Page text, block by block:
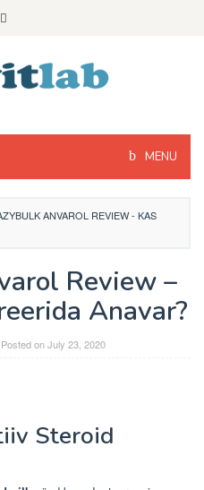
MENU
ANVAROL REVIEW - KAS
Review –
Anavar?
Posted onJuly 23, 2020
Steroid